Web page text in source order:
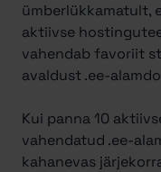
ümberlükkamatult,
aktiivse
vahendab favoriit
avaldust .ee-
Kui panna 10
vahendatud .ee-
kahanevas